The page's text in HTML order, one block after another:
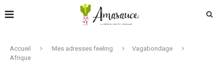
Accueil Mes adresses feeling
Vagabondage
Afrique